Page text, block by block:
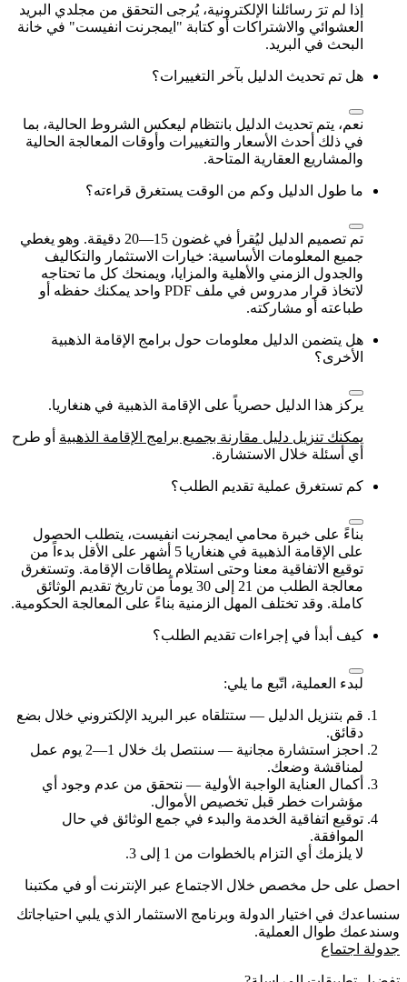
إذا لم ترَ رسائلنا الإلكترونية، يُرجى التحقق من مجلدي البريد
العشوائي والاشتراكات أو كتابة "ايمجرنت انفيست" في خانة
البحث في البريد.
هل تم تحديث الدليل بآخر التغييرات؟
نعم، يتم تحديث الدليل بانتظام ليعكس الشروط الحالية، بما
في ذلك أحدث الأسعار والتغييرات وأوقات المعالجة الحالية
والمشاريع العقارية المتاحة.
ما طول الدليل وكم من الوقت يستغرق قراءته؟
تم تصميم الدليل ليُقرأ في غضون 15—20 دقيقة. وهو يغطي
جميع المعلومات الأساسية: خيارات الاستثمار والتكاليف
والجدول الزمني والأهلية والمزايا، ويمنحك كل ما تحتاجه
لاتخاذ قرار مدروس في ملف PDF واحد يمكنك حفظه أو
طباعته أو مشاركته.
هل يتضمن الدليل معلومات حول برامج الإقامة الذهبية
الأخرى؟
يركز هذا الدليل حصرياً على الإقامة الذهبية في هنغاريا.
يمكنك تنزيل دليل مقارنة بجميع برامج الإقامة الذهبية أو طرح
أي أسئلة خلال الاستشارة.
كم تستغرق عملية تقديم الطلب؟
بناءً على خبرة محامي ايمجرنت انفيست، يتطلب الحصول
على الإقامة الذهبية في هنغاريا 5 أشهر على الأقل بدءاً من
توقيع الاتفاقية معنا وحتى استلام بطاقات الإقامة. وتستغرق
معالجة الطلب من 21 إلى 30 يوماً من تاريخ تقديم الوثائق
كاملة. وقد تختلف المهل الزمنية بناءً على المعالجة الحكومية.
كيف أبدأ في إجراءات تقديم الطلب؟
لبدء العملية، اتّبع ما يلي:
قم بتنزيل الدليل — ستتلقاه عبر البريد الإلكتروني خلال بضع
دقائق.
احجز استشارة مجانية — سنتصل بك خلال 1—2 يوم عمل
لمناقشة وضعك.
أكمال العناية الواجبة الأولية — نتحقق من عدم وجود أي
مؤشرات خطر قبل تخصيص الأموال.
توقيع اتفاقية الخدمة والبدء في جمع الوثائق في حال
الموافقة.
لا يلزمك أي التزام بالخطوات من 1 إلى 3.
احصل على حل مخصص خلال الاجتماع عبر الإنترنت أو في مكتبنا
سنساعدك في اختيار الدولة وبرنامج الاستثمار الذي يلبي احتياجاتك
وسندعمك طوال العملية.
جدولة اجتماع